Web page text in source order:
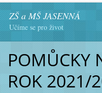
ZŠ a MŠ JASENNÁ
Učíme se pro život
POMŮCKY
ROK 2021/